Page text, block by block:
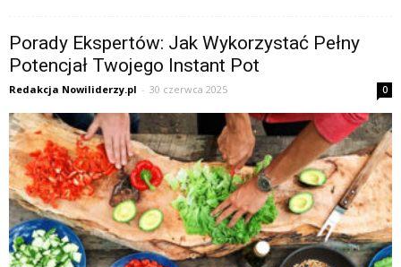
Porady Ekspertów: Jak Wykorzystać Pełny
Potencjał Twojego Instant Pot
Redakcja Nowiliderzy.pl - 30 czerwca 2025 0